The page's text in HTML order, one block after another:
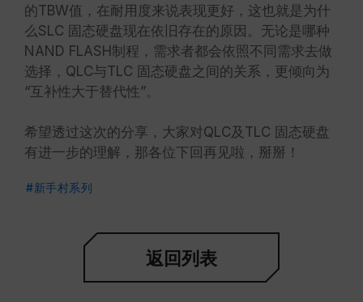
的TBW值，在耐用度来说表现更好，这也就是为什
么SLC 固态硬盘现在依旧存在的原因。无论是哪种
NAND FLASH制程，需求者都会依照不同需求去做
选择，QLC与TLC 固态硬盘之间的关系，更倾向为
“互补性大于替代性”。
希望透过这次的分享，大家对QLC及TLC 固态硬盘
有进一步的理解，那各位下回再见啦，掰掰！
#新手村系列
返回列表